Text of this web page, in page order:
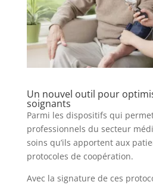
Un nouvel outil pour
soignants
Parmi les dispositifs qui
professionnels du secteur
soins qu’ils apportent aux
protocoles de coopération.
Avec la signature de ces